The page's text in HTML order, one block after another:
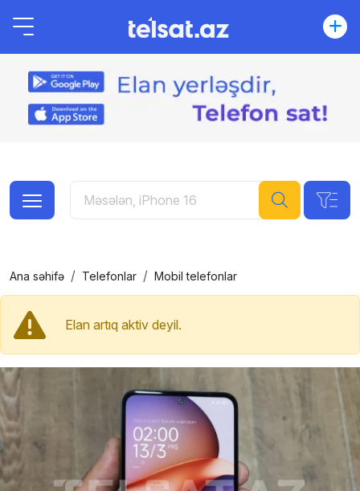
Ana səhifə Telefonlar Mobil telefonlar
Elan artıq aktiv deyil.